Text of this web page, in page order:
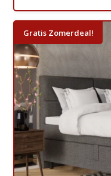
Gratis Zomerdeal!